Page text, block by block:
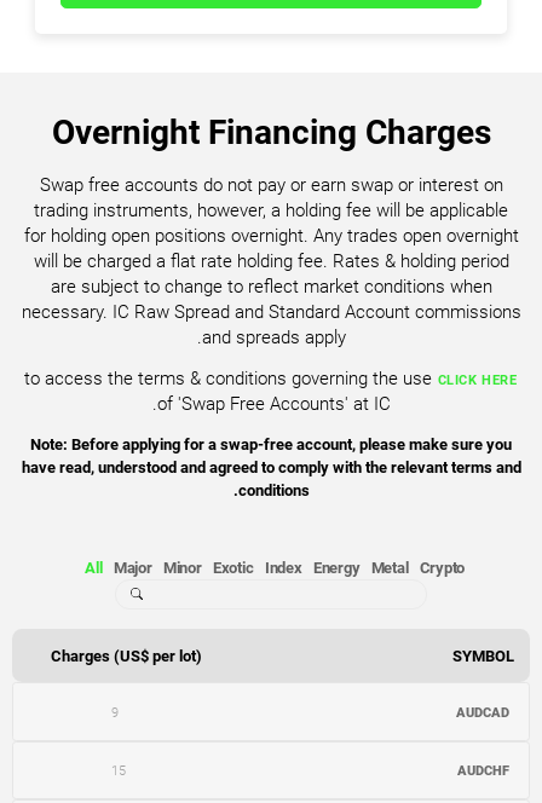
Overnight Financing Charges
Swap free accounts do not pay or earn swap or interest on
trading instruments, however, a holding fee will be applicable
for holding open positions overnight. Any trades open overnight
will be charged a flat rate holding fee. Rates & holding period
are subject to change to reflect market conditions when
necessary. IC Raw Spread and Standard Account commissions
and spreads apply.
CLICK HERE
to access the terms & conditions governing the use
of 'Swap Free Accounts' at IC.
Note: Before applying for a swap-free account, please make sure you
have read, understood and agreed to comply with the relevant terms and
conditions.
All Major Minor Exotic Index Energy Metal Crypto
SYMBOL
Charges (US$ per lot)
AUDCAD
9
AUDCHF
15